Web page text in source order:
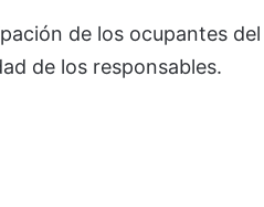
de los ocupantes del
de los responsables.